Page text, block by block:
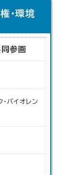
・環境
同参画
・バイオレン